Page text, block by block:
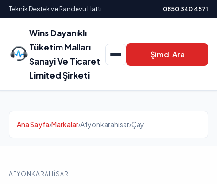
Teknik Destek ve Randevu Hattı 0850 340 4571
Wins Dayanıklı
Tüketim Malları
Sanayi Ve Ticaret
Limited Şirketi
Şimdi Ara
Ana Sayfa›Markalar›Afyonkarahisar›Çay
AFYONKARAHISAR